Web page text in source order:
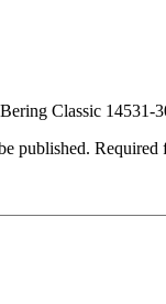
Classic 14531-
published. Required